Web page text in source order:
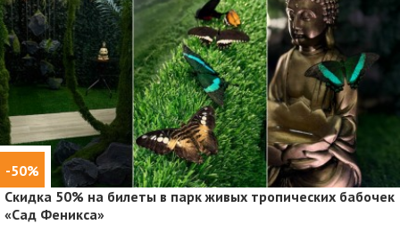
-50%
Скидка 50% на билеты в парк живых тропических бабочек
«Сад Феникса»